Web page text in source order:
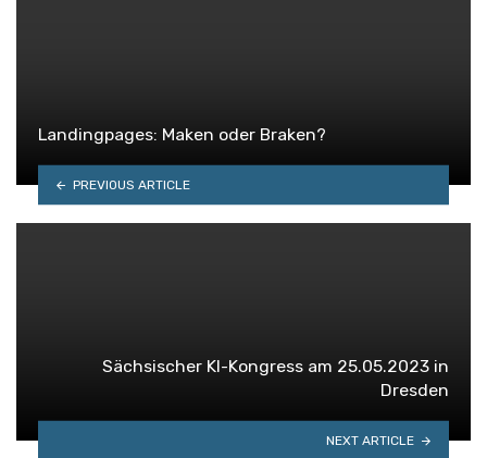
Landingpages: Maken oder Braken?
PREVIOUS ARTICLE
Sächsischer KI-Kongress am 25.05.2023 in
Dresden
NEXT ARTICLE